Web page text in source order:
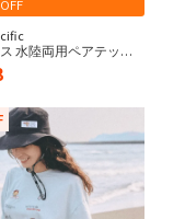
水陸両用ペアテック